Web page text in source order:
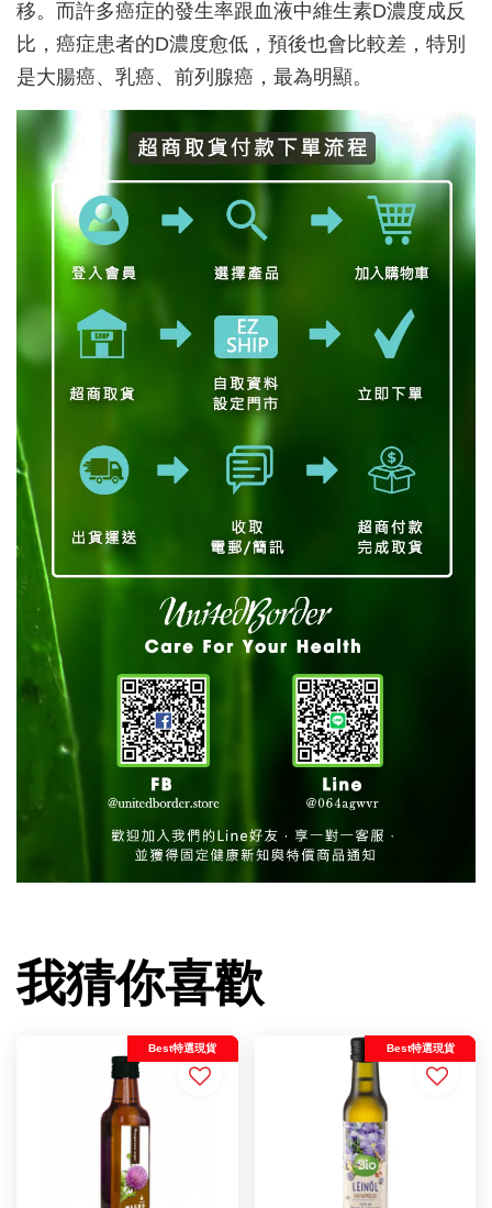
移。而許多癌症的發生率跟血液中維生素D濃度成反
比，癌症患者的D濃度愈低，預後也會比較差，特別
是大腸癌、乳癌、前列腺癌，最為明顯。
我猜你喜歡
Best特選現貨 Best特選現貨